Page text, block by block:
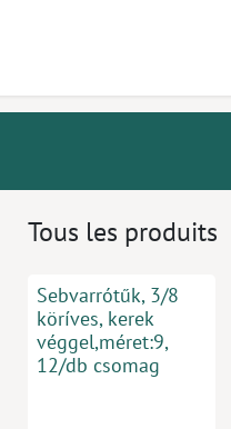
Tous les produits
Sebvarrótűk, 3/8
köríves, kerek
véggel,méret:9,
12/db csomag